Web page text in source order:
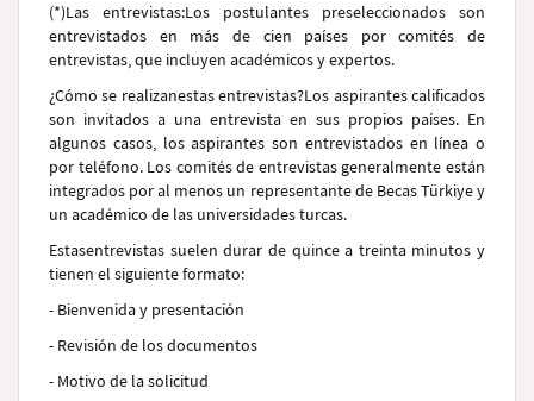
(*)Las entrevistas:Los postulantes preseleccionados son
entrevistados en más de cien países por comités de
entrevistas, que incluyen académicos y expertos.
¿Cómo se realizanestas entrevistas?Los aspirantes calificados
son invitados a una entrevista en sus propios países. En
algunos casos, los aspirantes son entrevistados en línea o
por teléfono. Los comités de entrevistas generalmente están
integrados por al menos un representante de Becas Türkiye y
un académico de las universidades turcas.
Estasentrevistas suelen durar de quince a treinta minutos y
tienen el siguiente formato:
- Bienvenida y presentación
- Revisión de los documentos
- Motivo de la solicitud